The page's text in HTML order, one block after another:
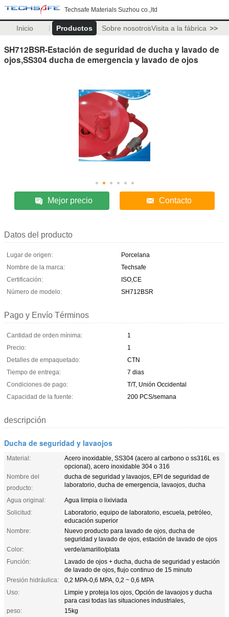
Techsafe Materials Suzhou co.,ltd
Inicio Productos Sobre nosotrosVisita a la fábrica >>
SH712BSR-Estación de seguridad de ducha y lavado de
ojos,SS304 ducha de emergencia y lavado de ojos
Mejor precio Contacto
Datos del producto
Lugar de origen:
Porcelana
Nombre de la marca:
Techsafe
Certificación:
ISO,CE
Número de modelo:
SH712BSR
Pago y Envío Términos
Cantidad de orden mínima:
1
Precio:
1
Detalles de empaquetado:
CTN
Tiempo de entrega:
7 dias
Condiciones de pago:
T/T, Unión Occidental
Capacidad de la fuente:
200 PCS/semana
descripción
Ducha de seguridad y lavaojos
Material:
Acero inoxidable, SS304 (acero al carbono o ss316L es
opcional), acero inoxidable 304 o 316
Nombre del
producto:
ducha de seguridad y lavaojos, EPI de seguridad de
laboratorio, ducha de emergencia, lavaojos, ducha
Agua original:
Agua limpia o lixiviada
Solicitud:
Laboratorio, equipo de laboratorio, escuela, petróleo,
educación superior
Nombre:
Nuevo producto para lavado de ojos, ducha de
seguridad y lavado de ojos, estación de lavado de ojos
Color:
verde/amarillo/plata
Función:
Lavado de ojos + ducha, ducha de seguridad y estación
de lavado de ojos, flujo continuo de 15 minuto
Presión hidráulica:
0,2 MPA-0,6 MPA, 0,2 ~ 0,6 MPA
Uso:
Limpie y proteja los ojos, Opción de lavaojos y ducha
para casi todas las situaciones industriales,
peso:
15kg